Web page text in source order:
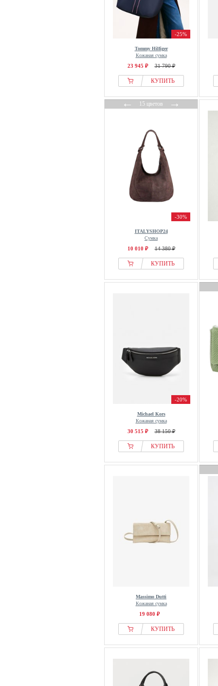
-25%
Tommy Hilfiger
Кожаная сумка
23 945 ₽ 31 790 ₽
КУПИТЬ
←15 цветов→
-30%
ITALYSHOP24
Сумка
10 010 ₽ 14 380 ₽
КУПИТЬ
-20%
Michael Kors
Кожаная сумка
30 515 ₽ 38 150 ₽
КУПИТЬ
Massimo Dutti
Кожаная сумка
19 080 ₽
КУПИТЬ